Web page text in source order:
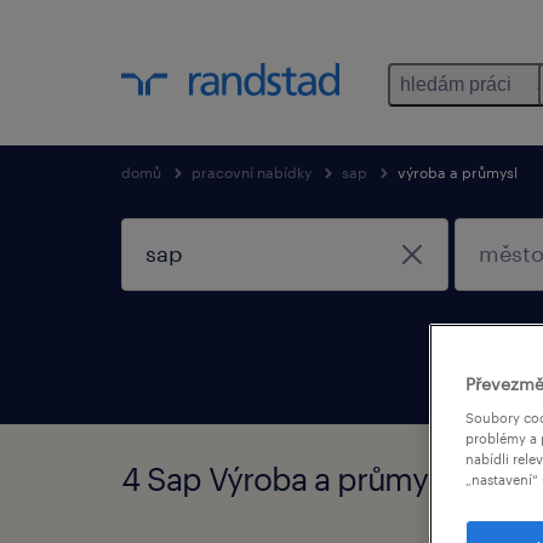
hledám práci
domů pracovní nabídky sap výroba a průmysl
4 Sap Výroba a průmysl
Soubory
problémy a
nabídli